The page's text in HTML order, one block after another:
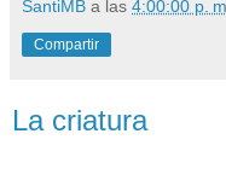
SantiMB a las 4:00:00 p.
Compartir
La criatura